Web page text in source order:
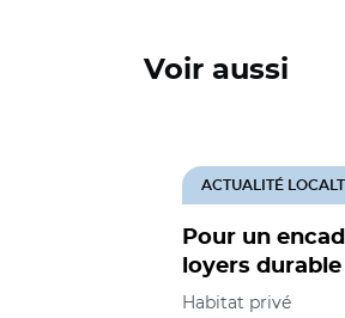
Voir aussi
Pour un
loyers
ACTUALITÉ
Habitat privé